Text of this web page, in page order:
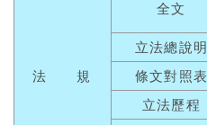
法 規
全文
立法總說明
條文對照表
立法歷程